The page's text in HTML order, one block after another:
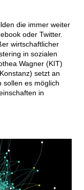
die immer weiter
oder Twitter.
wirtschaftlicher
in sozialen
Wagner (KIT)
setzt an
sollen es möglich
in